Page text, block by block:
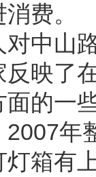
费。
对中山
映了
的一
2007年
箱有